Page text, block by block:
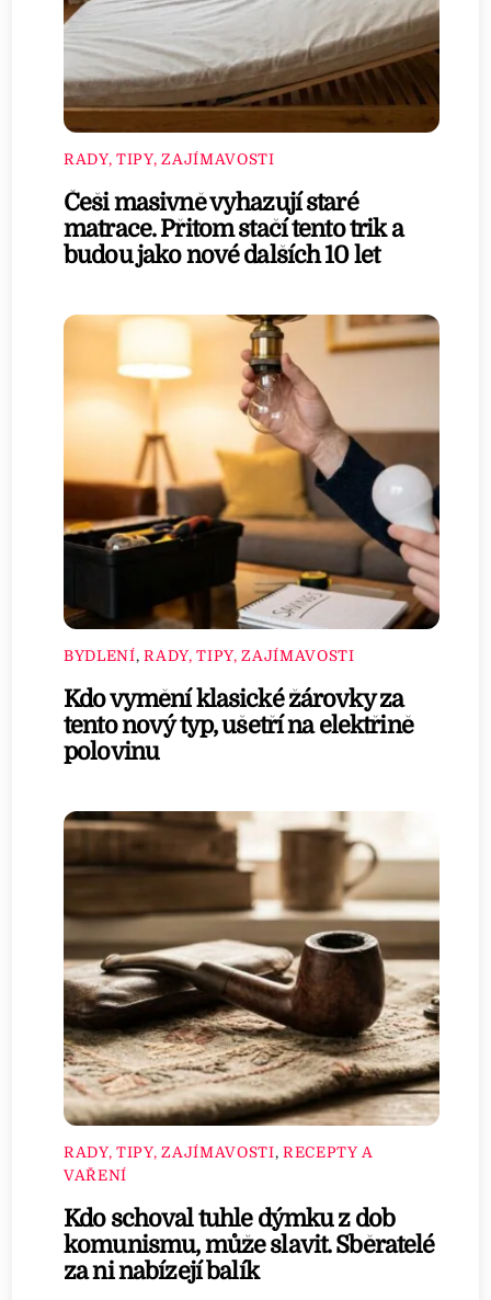
RADY, TIPY, ZAJÍMAVOSTI
Češi masivně vyhazují staré
matrace. Přitom stačí tento trik a
budou jako nové dalších 10 let
BYDLENÍ,RADY, TIPY, ZAJÍMAVOSTI
Kdo vymění klasické žárovky za
tento nový typ, ušetří na elektřině
polovinu
RADY, TIPY, ZAJÍMAVOSTI, RECEPTY A
VAŘENÍ
Kdo schoval tuhle dýmku z dob
komunismu, může slavit. Sběratelé
za ni nabízejí balík